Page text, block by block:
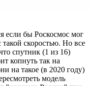
если бы Роскосмос мог
скоростью. Но все
спутник (1 из 16)
копнуть так на
на такое (в 2020 году)
модель